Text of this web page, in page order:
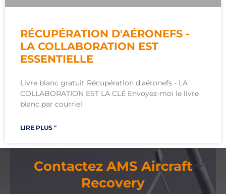
RÉCUPÉRATION D'AÉRONEFS -
LA COLLABORATION EST
ESSENTIELLE
Livre blanc gratuit Récupération d'aéronefs - LA
COLLABORATION EST LA CLÉ Envoyez-moi le livre
blanc par courriel
LIRE PLUS "
Contactez AMS Aircraft
Recovery